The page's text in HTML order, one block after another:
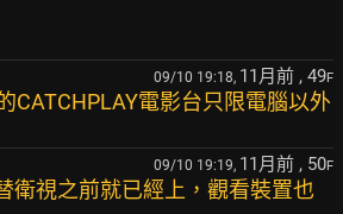
09/10 19:18, 11月前 , 49F
CATCHPLAY電影台只限電腦以外
09/10 19:19, 11月前 , 50F
衛視之前就已經上，觀看裝置也